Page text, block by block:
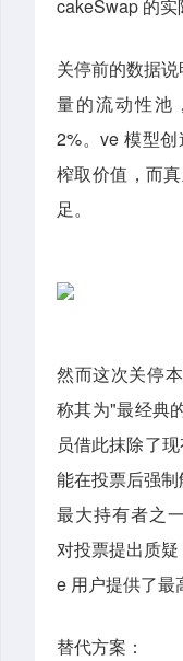
cakeSwap 的实
关停前的数据
量的流动性池
2%。ve 模型
榨取价值，而
足。
然而这次关停
称其为"最经典
员借此抹除了
能在投票后强
最大持有者之
对投票提出质
e 用户提供了最
替代方案：